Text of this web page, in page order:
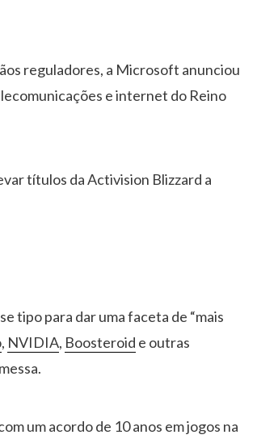
reguladores, a Microsoft anunciou
e internet do Reino
títulos da Activision Blizzard a
tipo para dar uma faceta de “mais
, NVIDIA, Boosteroid e outras
um acordo de 10 anos em jogos na